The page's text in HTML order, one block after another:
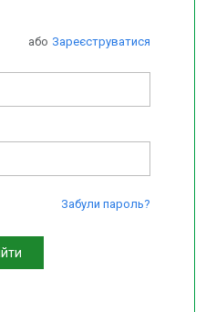
або Зареєструватися
Забули пароль?